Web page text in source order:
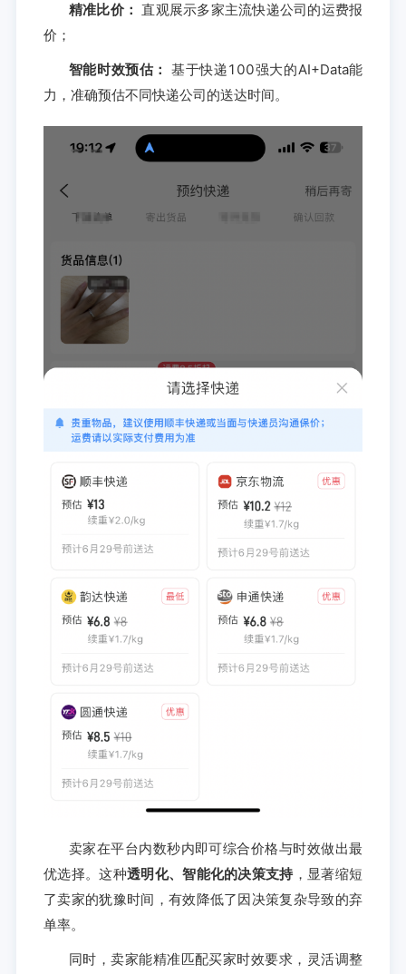
精准比价： 直观展示多家主流快递公司的运费报
价；
智能时效预估： 基于快递100强大的AI+Data能
力，准确预估不同快递公司的送达时间。
卖家在平台内数秒内即可综合价格与时效做出最
优选择。这种透明化、智能化的决策支持，显著缩短
了卖家的犹豫时间，有效降低了因决策复杂导致的弃
单率。
同时，卖家能精准匹配买家时效要求，灵活调整